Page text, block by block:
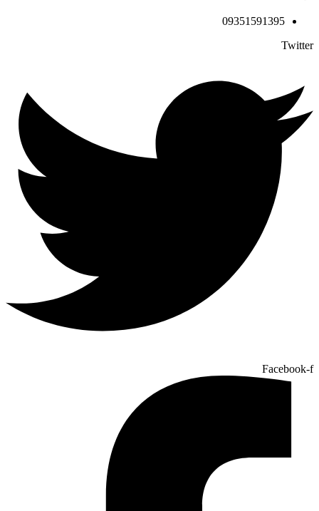
09351591395
Twitter
Facebook-f